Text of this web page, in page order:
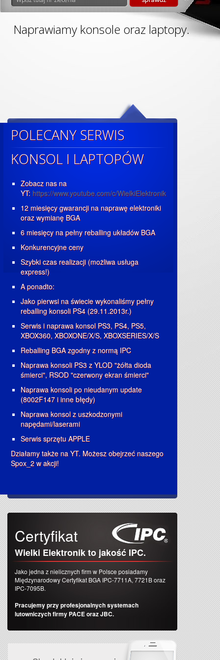
Naprawiamy konsole oraz laptopy.
POLECANY SERWIS
KONSOL I LAPTOPÓW
Zobacz nas na
YT: https://www.youtube.com/c/WielkiElektronik
12 miesięcy gwarancji na naprawę elektroniki
oraz wymianę BGA
6 miesięcy na pełny reballing układów BGA
Konkurencyjne ceny
Szybki czas realizacji (możliwa usługa
express!)
A ponadto:
Jako pierwsi na świecie wykonaliśmy pełny
reballing konsoli PS4 (29.11.2013r.)
Serwis i naprawa konsol PS3, PS4, PS5,
XBOX360, XBOXONE/X/S, XBOXSERIES/X/S
Reballing BGA zgodny z normą IPC
Naprawa konsoli PS3 z YLOD "żółta dioda
śmierci", RSOD "czerwony ekran śmierci"
Naprawa konsoli po nieudanym update
(8002F147 i inne błędy)
Naprawa konsol z uszkodzonymi
napędami/laserami
Serwis sprzętu APPLE
Działamy także na YT. Możesz obejrzeć naszego
Spox_2 w akcji!
Certyfikat
Wielki Elektronik to jakość IPC.
Jako jedna z nielicznych firm w Polsce posiadamy
Międzynarodowy Certyfikat BGA IPC-7711A, 7721B oraz
IPC-7095B.
Pracujemy przy profesjonalnych systemach
lutowniczych firmy PACE oraz JBC.